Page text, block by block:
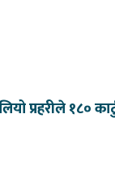
प्रहरीले १८०